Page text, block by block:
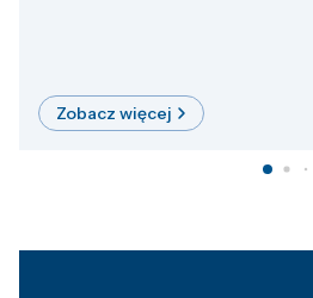
Zobacz więcej